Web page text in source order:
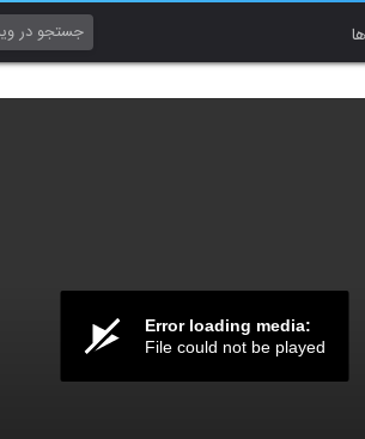
Error loading media:
File could not be played